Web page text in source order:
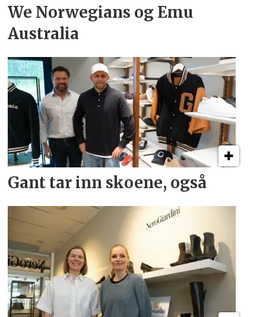
We Norwegians og Emu
Australia
Gant tar inn skoene, også